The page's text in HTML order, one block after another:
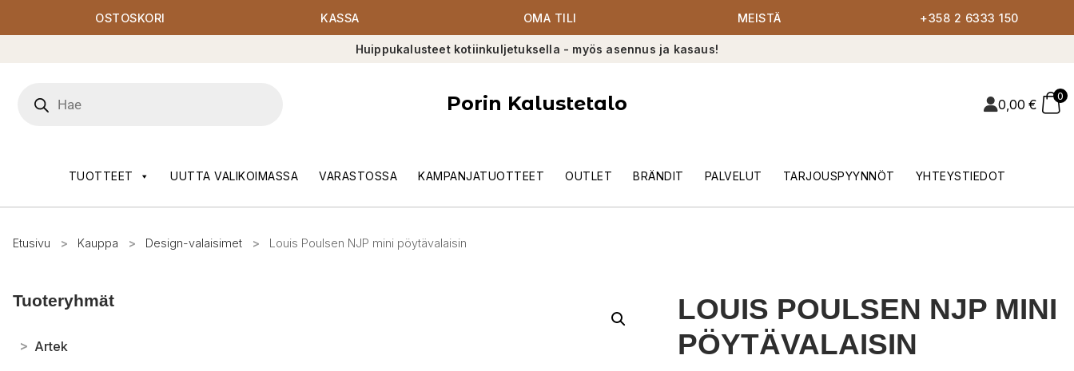
OSTOSKORI KASSA OMA TILI MEISTÄ +358 2 6333 150
Huippukalusteet kotiinkuljetuksella - myös asennus ja kasaus!
search
Porin Kalustetalo 0,00 €
0
TUOTTEET UUTTA VALIKOIMASSA VARASTOSSA KAMPANJATUOTTEET OUTLET BRÄNDIT PALVELUT TARJOUSPYYNNÖT YHTEYSTIEDOT
Etusivu > Kauppa > Design-valaisimet > Louis Poulsen NJP mini pöytävalaisin
Tuoteryhmät
> Artek
LOUIS POULSEN NJP MINI
PÖYTÄVALAISIN